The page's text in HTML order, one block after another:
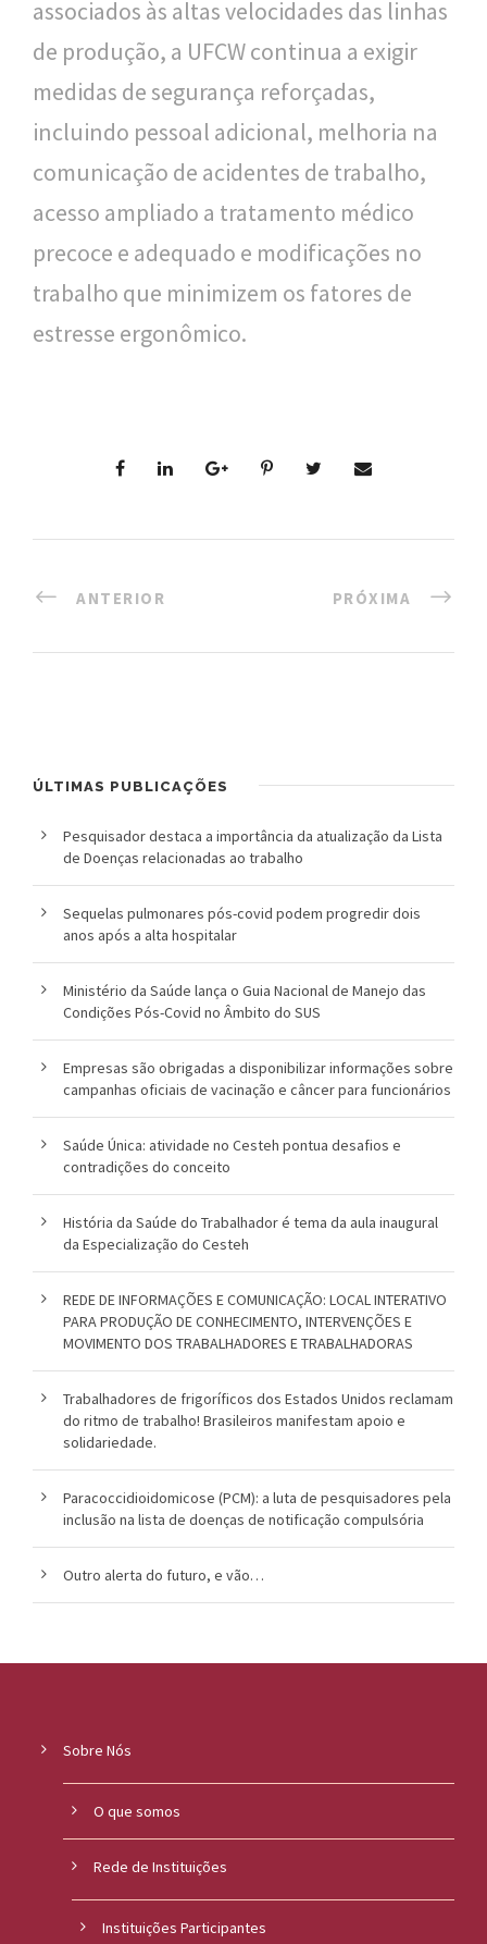
associados às altas velocidades das linhas
de produção, a UFCW continua a exigir
medidas de segurança reforçadas,
incluindo pessoal adicional, melhoria na
comunicação de acidentes de trabalho,
acesso ampliado a tratamento médico
precoce e adequado e modificações no
trabalho que minimizem os fatores de
estresse ergonômico.
ANTERIOR PRÓXIMA
ÚLTIMAS PUBLICAÇÕES
Pesquisador destaca a importância da atualização da Lista
de Doenças relacionadas ao trabalho
Sequelas pulmonares pós-covid podem progredir dois
anos após a alta hospitalar
Ministério da Saúde lança o Guia Nacional de Manejo das
Condições Pós-Covid no Âmbito do SUS
Empresas são obrigadas a disponibilizar informações sobre
campanhas oficiais de vacinação e câncer para funcionários
Saúde Única: atividade no Cesteh pontua desafios e
contradições do conceito
História da Saúde do Trabalhador é tema da aula inaugural
da Especialização do Cesteh
REDE DE INFORMAÇÕES E COMUNICAÇÃO: LOCAL INTERATIVO
PARA PRODUÇÃO DE CONHECIMENTO, INTERVENÇÕES E
MOVIMENTO DOS TRABALHADORES E TRABALHADORAS
Trabalhadores de frigoríficos dos Estados Unidos reclamam
do ritmo de trabalho! Brasileiros manifestam apoio e
solidariedade.
Paracoccidioidomicose (PCM): a luta de pesquisadores pela
inclusão na lista de doenças de notificação compulsória
Outro alerta do futuro, e vão…
Sobre Nós
O que somos
Rede de Instituições
Instituições Participantes